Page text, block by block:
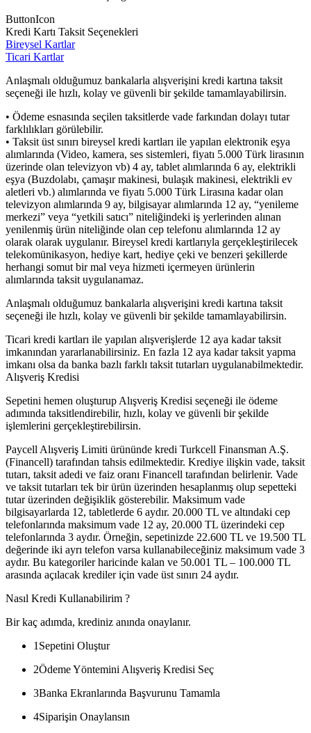
ButtonIcon
Kredi Kartı Taksit Seçenekleri
Bireysel Kartlar
Ticari Kartlar
Anlaşmalı olduğumuz bankalarla alışverişini kredi kartına taksit
seçeneği ile hızlı, kolay ve güvenli bir şekilde tamamlayabilirsin.
• Ödeme esnasında seçilen taksitlerde vade farkından dolayı tutar
farklılıkları görülebilir.
• Taksit üst sınırı bireysel kredi kartları ile yapılan elektronik eşya
alımlarında (Video, kamera, ses sistemleri, fiyatı 5.000 Türk lirasının
üzerinde olan televizyon vb) 4 ay, tablet alımlarında 6 ay, elektrikli
eşya (Buzdolabı, çamaşır makinesi, bulaşık makinesi, elektrikli ev
aletleri vb.) alımlarında ve fiyatı 5.000 Türk Lirasına kadar olan
televizyon alımlarında 9 ay, bilgisayar alımlarında 12 ay, “yenileme
merkezi” veya “yetkili satıcı” niteliğindeki iş yerlerinden alınan
yenilenmiş ürün niteliğinde olan cep telefonu alımlarında 12 ay
olarak olarak uygulanır. Bireysel kredi kartlarıyla gerçekleştirilecek
telekomünikasyon, hediye kart, hediye çeki ve benzeri şekillerde
herhangi somut bir mal veya hizmeti içermeyen ürünlerin
alımlarında taksit uygulanamaz.
Anlaşmalı olduğumuz bankalarla alışverişini kredi kartına taksit
seçeneği ile hızlı, kolay ve güvenli bir şekilde tamamlayabilirsin.
Ticari kredi kartları ile yapılan alışverişlerde 12 aya kadar taksit
imkanından yararlanabilirsiniz. En fazla 12 aya kadar taksit yapma
imkanı olsa da banka bazlı farklı taksit tutarları uygulanabilmektedir.
Alışveriş Kredisi
Sepetini hemen oluşturup Alışveriş Kredisi seçeneği ile ödeme
adımında taksitlendirebilir, hızlı, kolay ve güvenli bir şekilde
işlemlerini gerçekleştirebilirsin.
Paycell Alışveriş Limiti ürününde kredi Turkcell Finansman A.Ş.
(Financell) tarafından tahsis edilmektedir. Krediye ilişkin vade, taksit
tutarı, taksit adedi ve faiz oranı Financell tarafından belirlenir. Vade
ve taksit tutarları tek bir ürün üzerinden hesaplanmış olup sepetteki
tutar üzerinden değişiklik gösterebilir. Maksimum vade
bilgisayarlarda 12, tabletlerde 6 aydır. 20.000 TL ve altındaki cep
telefonlarında maksimum vade 12 ay, 20.000 TL üzerindeki cep
telefonlarında 3 aydır. Örneğin, sepetinizde 22.600 TL ve 19.500 TL
değerinde iki ayrı telefon varsa kullanabileceğiniz maksimum vade 3
aydır. Bu kategoriler haricinde kalan ve 50.001 TL – 100.000 TL
arasında açılacak krediler için vade üst sınırı 24 aydır.
Nasıl Kredi Kullanabilirim ?
Bir kaç adımda, krediniz anında onaylanır.
1 Sepetini Oluştur
2Ödeme Yöntemini Alışveriş Kredisi Seç
3Banka Ekranlarında Başvurunu Tamamla
4Siparişin Onaylansın